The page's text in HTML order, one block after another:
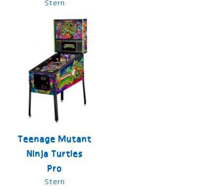
Stern
Teenage Mutant
Ninja Turtles
Pro
Stern